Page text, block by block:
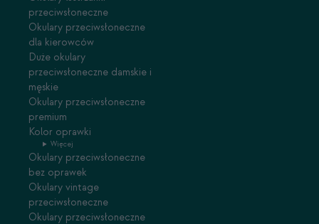
przeciwsłoneczne
Okulary przeciwsłoneczne
dla kierowców
Duże okulary
przeciwsłoneczne damskie i
męskie
Okulary przeciwsłoneczne
premium
Kolor oprawki
Więcej
Okulary przeciwsłoneczne
bez oprawek
Okulary vintage
przeciwsłoneczne
Okulary przeciwsłoneczne